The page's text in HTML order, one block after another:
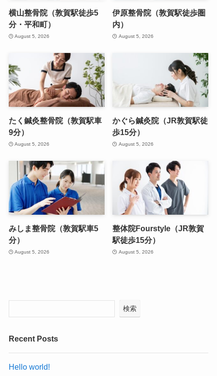
横山整骨院（敦賀駅徒歩5
分・平和町）
August 5, 2026
伊原整骨院（敦賀駅徒歩圏
内）
August 5, 2026
たく鍼灸整骨院（敦賀駅車
9分）
August 5, 2026
かぐら鍼灸院（JR敦賀駅徒
歩15分）
August 5, 2026
みしま整骨院（敦賀駅車5
分）
August 5, 2026
整体院Fourstyle（JR敦賀
駅徒歩15分）
August 5, 2026
検索
Recent Posts
Hello world!